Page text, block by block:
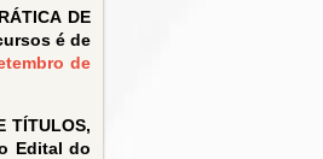
DE
é de
de
TÍTULOS,
Edital do